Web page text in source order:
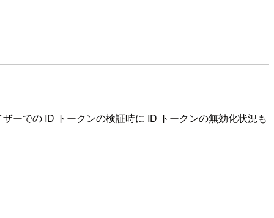
ーでの ID トークンの検証時に ID トークンの無効化状況も